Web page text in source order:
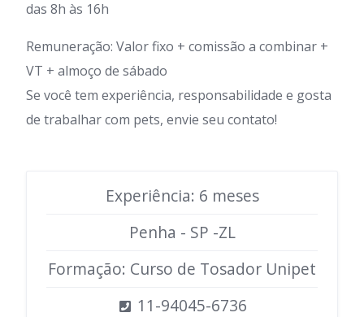
das 8h às 16h
Remuneração: Valor fixo + comissão a combinar +
VT + almoço de sábado
Se você tem experiência, responsabilidade e gosta
de trabalhar com pets, envie seu contato!
Experiência: 6 meses
Penha - SP -ZL
Formação: Curso de Tosador Unipet
11-94045-6736